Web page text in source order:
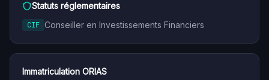
Statuts réglementaires
CIF Conseiller en Investissements Financiers
Immatriculation ORIAS